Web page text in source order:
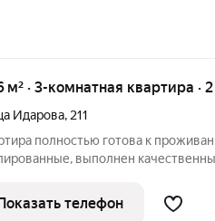
м² · 3-комнатная квартира ·
Идарова, 211
полностью готова к
выполнен
гарнитур, спальные места,
Также остается
телефон